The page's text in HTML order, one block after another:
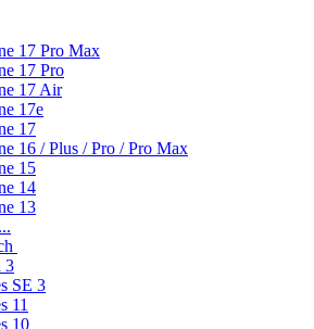
17 Pro Max
17 Pro
17 Air
17e
17
16 / Plus / Pro / Pro Max
15
14
13
3
SE 3
11
10